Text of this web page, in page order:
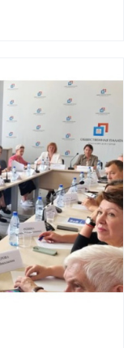
КУЛЬТУРА
решил
ОБЩЕСТВО
на 8